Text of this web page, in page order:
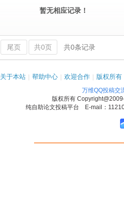
暂无相应记录！
尾页 共0页 共0条记录
关于本站 | 帮助中心 | 欢迎合作 | 版权所有
万维QQ投稿交
版权所有
纯自助论文投稿平台 E-mail：